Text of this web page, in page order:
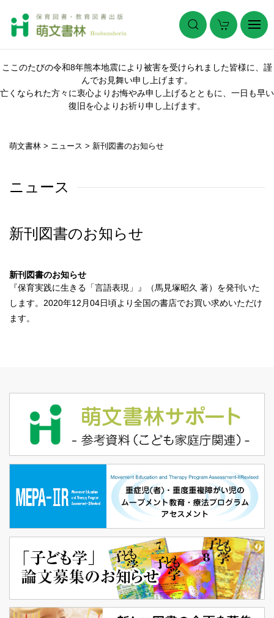
ここのたびの令和8年熊本地震により被害を受けられました皆様に、謹
んでお見舞い申し上げます。
亡くなられた方々に衷心よりお悔やみ申し上げるとともに、一日も早い
復旧を心よりお祈り申し上げます。
萌文書林 > ニュース > 新刊図書のお知らせ
ニュース
新刊図書のお知らせ
新刊図書のお知らせ
『保育実践に生きる「言語表現」』（馬見塚昭久 著）を発刊いた
します。2020年12月04日頃より全国の書店でお買い求めいただけ
ます。